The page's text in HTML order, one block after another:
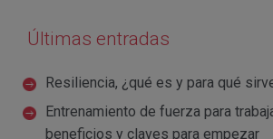
Últimas entradas
Resiliencia, ¿qué es y para qué
Entrenamiento de fuerza para
beneficios y claves para empezar